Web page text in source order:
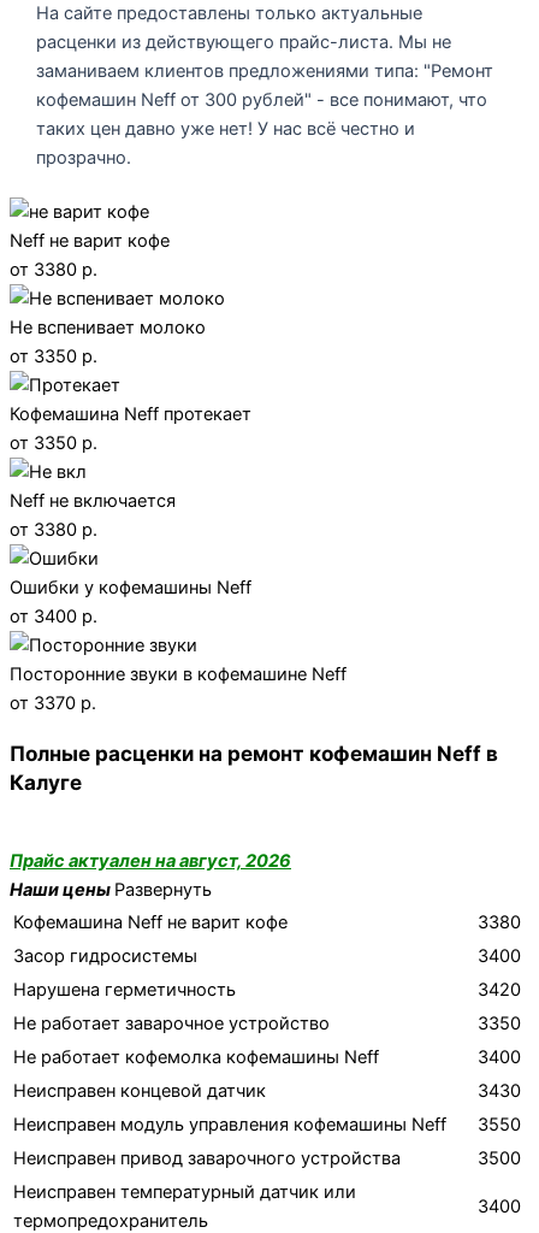
На сайте предоставлены только актуальные
расценки из действующего прайс-листа. Мы не
заманиваем клиентов предложениями типа: "Ремонт
кофемашин Neff от 300 рублей" - все понимают, что
таких цен давно уже нет! У нас всё честно и
прозрачно.
Neff не варит кофе
от 3380 р.
Не вспенивает молоко
от 3350 р.
Кофемашина Neff протекает
от 3350 р.
Neff не включается
от 3380 р.
Ошибки у кофемашины Neff
от 3400 р.
Посторонние звуки в кофемашине Neff
от 3370 р.
Полные расценки на ремонт кофемашин Neff в
Калуге
Прайс актуален на август, 2026
Наши цены Развернуть
Кофемашина Neff не варит кофе
3380
Засор гидросистемы
3400
Нарушена герметичность
3420
Не работает заварочное устройство
3350
Не работает кофемолка кофемашины Neff
3400
Неисправен концевой датчик
3430
Неисправен модуль управления кофемашины Neff
3550
Неисправен привод заварочного устройства
3500
Неисправен температурный датчик или
термопредохранитель
3400